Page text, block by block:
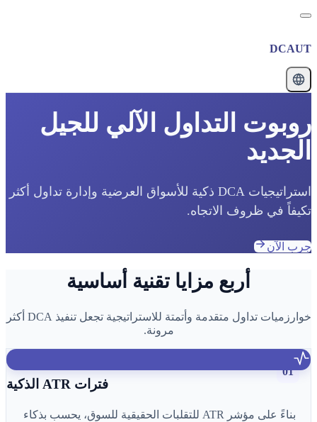
DCAUT
روبوت التداول الآلي للجيل
الجديد
استراتيجيات DCA ذكية للأسواق العرضية وإدارة تداول أكثر
تكيفاً في ظروف الاتجاه.
جرب الآن
أربع مزايا تقنية أساسية
خوارزميات تداول متقدمة وأتمتة للاستراتيجية تجعل تنفيذ DCA أكثر
مرونة.
01
فترات ATR الذكية
بناءً على مؤشر ATR للتقلبات الحقيقية للسوق، يحسب بذكاء